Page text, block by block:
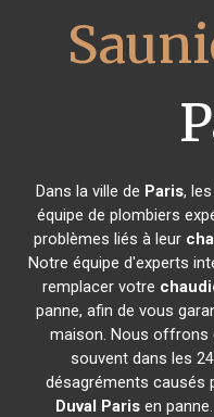
Dans la ville de Paris,
équipe de plombiers
problèmes liés à leur
Notre équipe d'experts
remplacer votre
panne, afin de vous
maison. Nous offrons
souvent dans les
désagréments causés
Duval Parisen